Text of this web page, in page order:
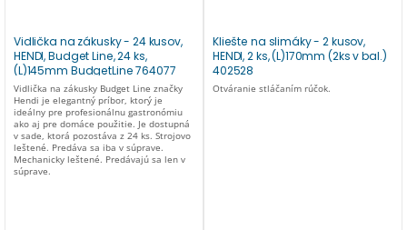
Vidlička na zákusky - 24 kusov,
HENDI, Budget Line, 24 ks,
(L)145mm BudgetLine 764077
(24 ks)
Vidlička na zákusky Budget Line značky
Hendi je elegantný príbor, ktorý je
ideálny pre profesionálnu gastronómiu
ako aj pre domáce použitie. Je dostupná
v sade, ktorá pozostáva z 24 ks. Strojovo
leštené. Predáva sa iba v súprave.
Mechanicky leštené. Predávajú sa len v
súprave.
Kliešte na slimáky - 2 kusov,
HENDI, 2 ks, (L)170mm (2ks v bal.)
402528
Otváranie stláčaním rúčok.